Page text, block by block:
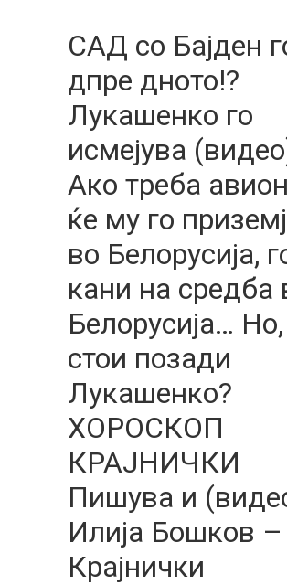
САД со Бајден
дпре дното!?
Лукашенко го
исмејува
Ако треба
ќе му го
во Белорусија,
кани на средба
Белорусија… Но,
стои позади
Лукашенко?
ХОРОСКОП
КРАЈНИЧКИ
Пишува и
Илија Бошков –
Крајнички